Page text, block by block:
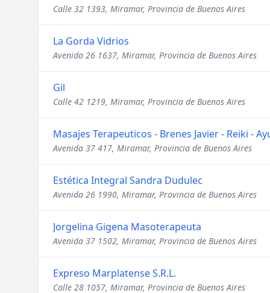
Calle 32 1393, Miramar, Provincia de Buenos Aires
La Gorda Vidrios
Avenida 26 1637, Miramar, Provincia de Buenos Aires
Gil
Calle 42 1219, Miramar, Provincia de Buenos Aires
Masajes Terapeuticos - Brenes Javier - Reiki -
Avenida 37 417, Miramar, Provincia de Buenos Aires
Estética Integral Sandra Dudulec
Avenida 26 1990, Miramar, Provincia de Buenos Aires
Jorgelina Gigena Masoterapeuta
Avenida 37 1502, Miramar, Provincia de Buenos Aires
Expreso Marplatense S.R.L.
Calle 28 1057, Miramar, Provincia de Buenos Aires